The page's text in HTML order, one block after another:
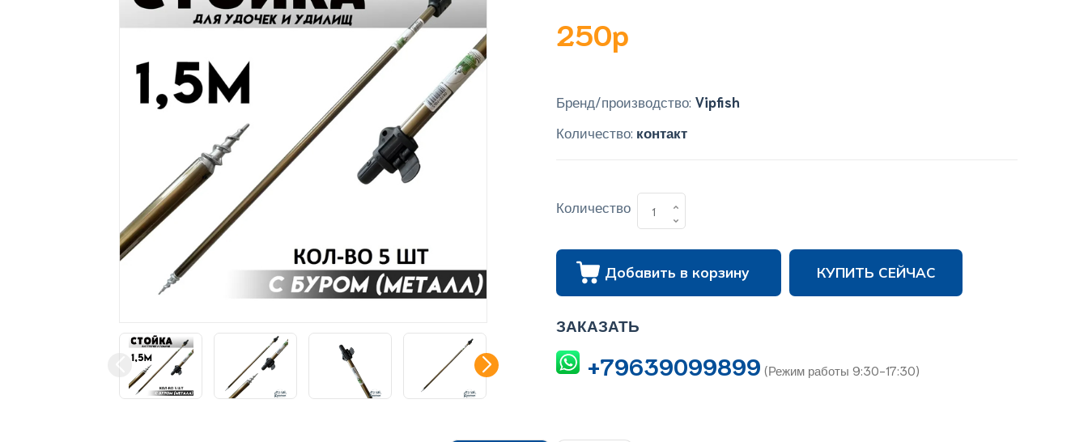
250p
Бренд/производство: Vipfish
Количество: контакт
Количество
Добавить в корзину КУПИТЬ СЕЙЧАС
ЗАКАЗАТЬ
+79639099899 (Режим работы 9:30-17:30)